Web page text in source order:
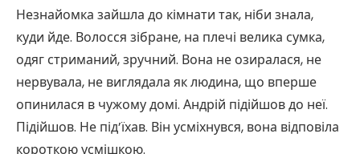
Незнайомка зайшла до кімнати так, ніби знала,
куди йде. Волосся зібране, на плечі велика сумка,
одяг стриманий, зручний. Вона не озиралася, не
нервувала, не виглядала як людина, що вперше
опинилася в чужому домі. Андрій підійшов до неї.
Підійшов. Не під’їхав. Він усміхнувся, вона відповіла
короткою усмішкою.